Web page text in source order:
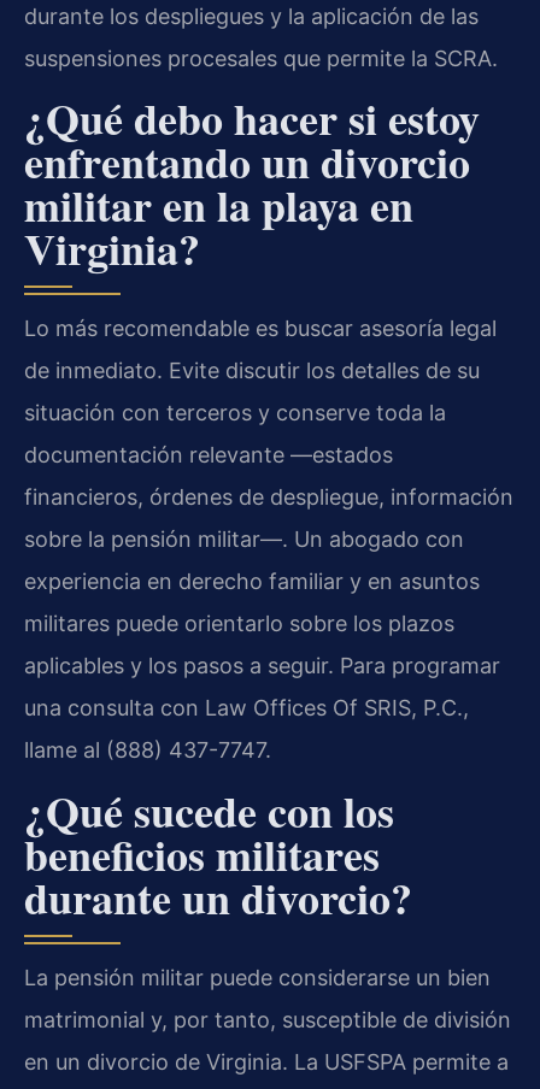
durante los despliegues y la aplicación de las
suspensiones procesales que permite la SCRA.
¿Qué debo hacer si estoy
enfrentando un divorcio
militar en la playa en
Virginia?
Lo más recomendable es buscar asesoría legal
de inmediato. Evite discutir los detalles de su
situación con terceros y conserve toda la
documentación relevante —estados
financieros, órdenes de despliegue, información
sobre la pensión militar—. Un abogado con
experiencia en derecho familiar y en asuntos
militares puede orientarlo sobre los plazos
aplicables y los pasos a seguir. Para programar
una consulta con Law Offices Of SRIS, P.C.,
llame al (888) 437-7747.
¿Qué sucede con los
beneficios militares
durante un divorcio?
La pensión militar puede considerarse un bien
matrimonial y, por tanto, susceptible de división
en un divorcio de Virginia. La USFSPA permite a